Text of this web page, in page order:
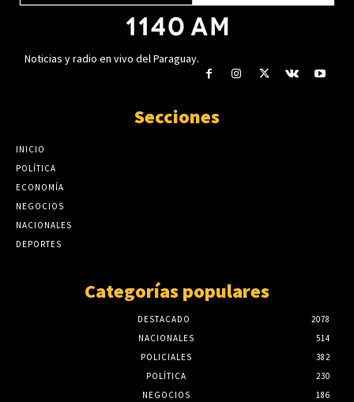
Noticias y radio en vivo del Paraguay.
Secciones
INICIO
POLÍTICA
ECONOMÍA
NEGOCIOS
NACIONALES
DEPORTES
Categorías populares
DESTACADO
2078
NACIONALES
514
POLICIALES
382
POLÍTICA
230
NEGOCIOS
186